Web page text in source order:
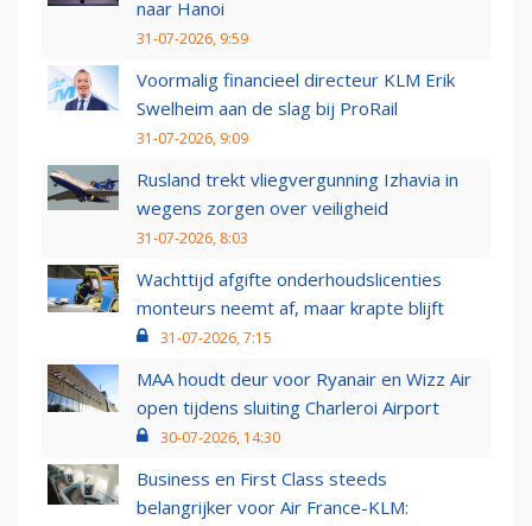
naar Hanoi
31-07-2026, 9:59
Voormalig financieel directeur KLM Erik
Swelheim aan de slag bij ProRail
31-07-2026, 9:09
Rusland trekt vliegvergunning Izhavia in
wegens zorgen over veiligheid
31-07-2026, 8:03
Wachttijd afgifte onderhoudslicenties
monteurs neemt af, maar krapte blijft
31-07-2026, 7:15
MAA houdt deur voor Ryanair en Wizz Air
open tijdens sluiting Charleroi Airport
30-07-2026, 14:30
Business en First Class steeds
belangrijker voor Air France-KLM: